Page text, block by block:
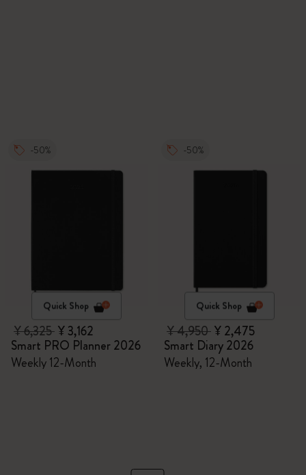
-50%
Quick Shop
¥ 6,325¥ 3,162
Smart PRO Planner 2026
Weekly 12-Month
-50%
Quick Shop
¥ 4,950¥ 2,475
Smart Diary 2026
Weekly, 12-Month